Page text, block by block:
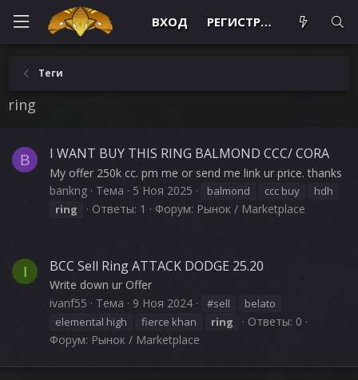
ВХОД РЕГИСТРАЦИЯ
Теги
ring
B I WANT BUY THIS RING BALMOND CCC/ CORA
My offer 250k cc. pm me or send me link ur price. thanks
bankng
Тема 5 Ноя 2025 balmond ccc buy
hdh
ring
Ответы: 1 Форум: Рынок / Marketplace
I BCC Sell Ring ATTACK DODGE 25.20
Write down ur Offer
ivanf55
Тема 9 Ноя 2024 #sell
belato
elemental high
fierce khan ring
Ответы: 0
Форум: Рынок / Marketplace